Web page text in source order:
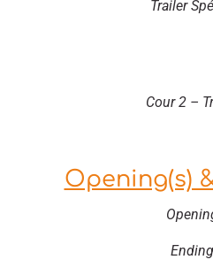
Trailer
Cour 2 –
Opening(s)